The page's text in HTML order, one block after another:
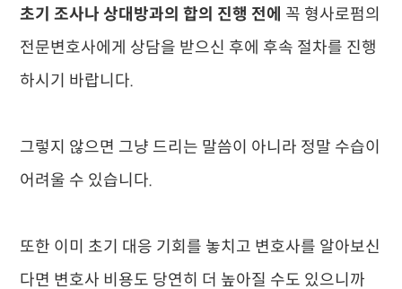
초기 조사나 상대방과의 합의 진행 전에 꼭 형사로펌의
전문변호사에게 상담을 받으신 후에 후속 절차를 진행
하시기 바랍니다.
그렇지 않으면 그냥 드리는 말씀이 아니라 정말 수습이
어려울 수 있습니다.
또한 이미 초기 대응 기회를 놓치고 변호사를 알아보신
다면 변호사 비용도 당연히 더 높아질 수도 있으니까